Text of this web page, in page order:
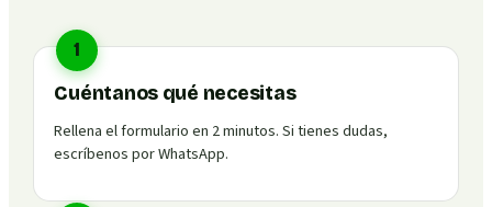
1
Cuéntanos qué necesitas
Rellena el formulario en 2 minutos. Si tienes dudas,
escríbenos por WhatsApp.